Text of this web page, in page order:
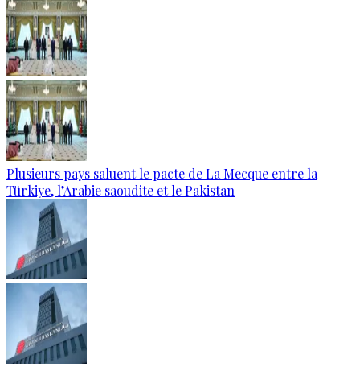
Plusieurs pays saluent le pacte de La Mecque entre la
Türkiye, l’Arabie saoudite et le Pakistan